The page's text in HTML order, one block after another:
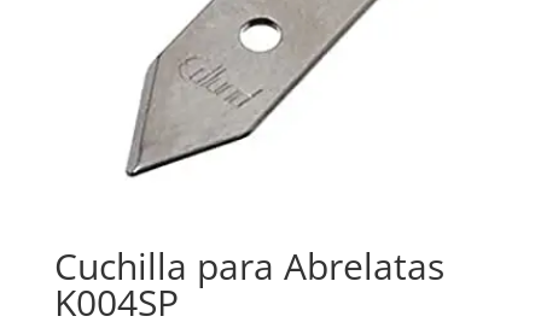
Cuchilla para Abrelatas
K004SP